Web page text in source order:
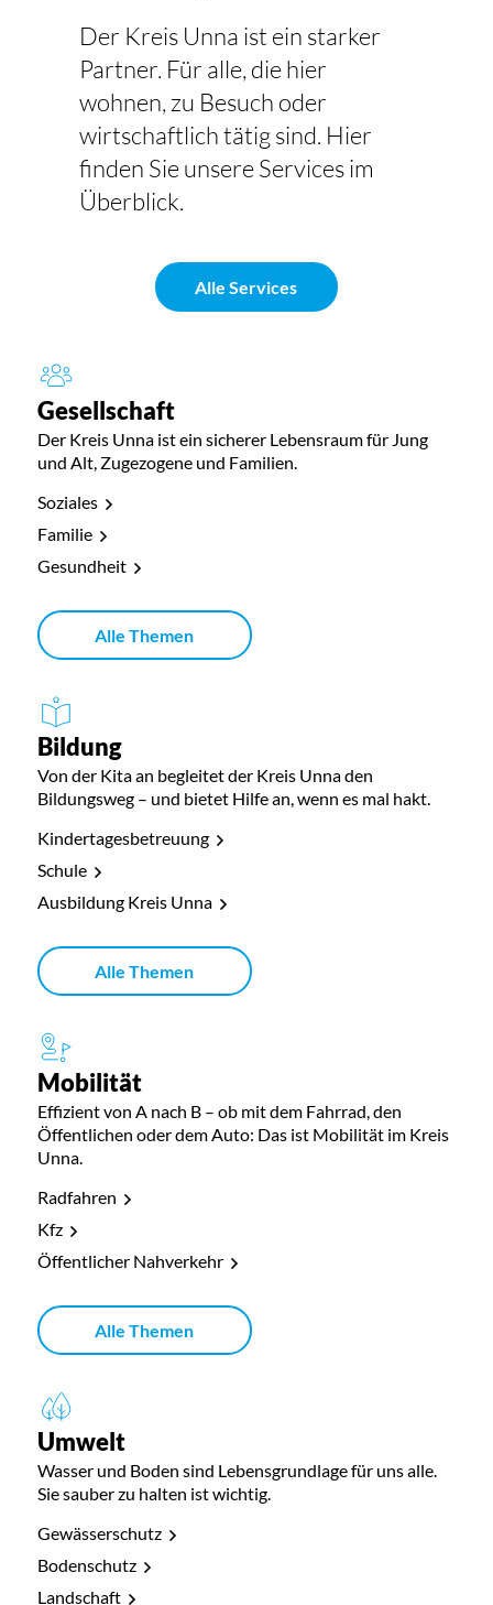
Der Kreis Unna ist ein starker
Partner. Für alle, die hier
wohnen, zu Besuch oder
wirtschaftlich tätig sind. Hier
finden Sie unsere Services im
Überblick.
Alle Services
Gesellschaft
Der Kreis Unna ist ein sicherer Lebensraum für Jung
und Alt, Zugezogene und Familien.
Soziales
Familie
Gesundheit
Alle Themen
Bildung
Von der Kita an begleitet der Kreis Unna den
Bildungsweg – und bietet Hilfe an, wenn es mal hakt.
Kindertagesbetreuung
Schule
Ausbildung Kreis Unna
Alle Themen
Mobilität
Effizient von A nach B – ob mit dem Fahrrad, den
Öffentlichen oder dem Auto: Das ist Mobilität im Kreis
Unna.
Radfahren
Kfz
Öffentlicher Nahverkehr
Alle Themen
Umwelt
Wasser und Boden sind Lebensgrundlage für uns alle.
Sie sauber zu halten ist wichtig.
Gewässerschutz
Bodenschutz
Landschaft